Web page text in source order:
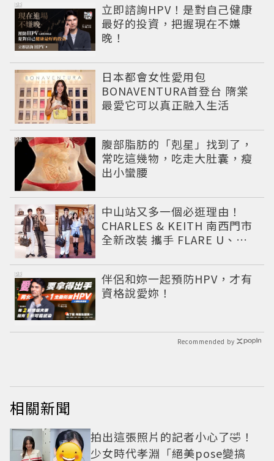
立即諮詢HPV！是對自己健康
最好的投資，把握現在不嫌
晚！
PR
日本都會女性愛用包
BONAVENTURA首登台 隋棠
最愛它可以真正融入生活
腹部脂肪的「剋星」找到了，
常吃這幾物，吃走大肚囊，瘦
出小蠻腰
PR
中山站又多一個必逛理由！
CHARLES & KEITH 南西門市
全新改裝 攜手 FLARE U、程
伴侶和妳一起預防HPV，才有
資格說愛妳！
PR
Recommended by
相關新聞
拍出這張照片的記者小心了🤣！
少女時代孝淵「絕美pose變搞